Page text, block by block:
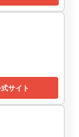
サイト